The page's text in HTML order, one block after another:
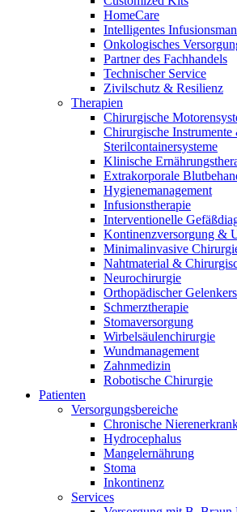
Produktkatalog
Finden Sie das Produkt, das Sie
Braun Produktkatalog mit unserem
Gut zu wissen
MDR, eIFU & Co. – hier finden Sie
rund um unsere Produkte.
Innovation Hub
Lassen Sie uns Innovationen in der
gemeinsam vorantreiben. Erfahren Sie
Innovation Hub und überzeugen Sie
Im Dialog mit B. Braun. Hier treten
Verbindung.
HomeCare
Intelligentes
Onkologisches
Partner des Fachhandels
Technischer Service
Zivilschutz & Resilienz
Therapien
Chirurgische
Chirurgische Instrumente
Sterilcontainersysteme
Klinische
Extrakorporale
Hygienemanagement
Infusionstherapie
Interventionelle
Kontinenzversorgung &
Minimalinvasive
Nahtmaterial &
Neurochirurgie
Orthopädischer
Schmerztherapie
Stomaversorgung
Wirbelsäulenchirurgie
Wundmanagement
Zahnmedizin
Robotische Chirurgie
Patienten
Versorgungsbereiche
Chronische
Hydrocephalus
Mangelernährung
Stoma
Inkontinenz
Services